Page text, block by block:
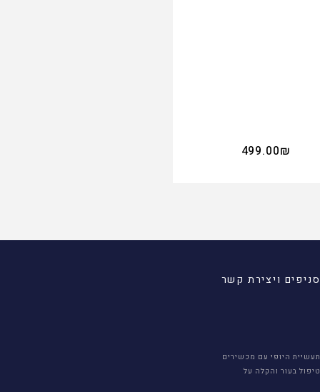
499.00₪
ויצירת קשר
היופי עם מכשירים
בעור והקלה על